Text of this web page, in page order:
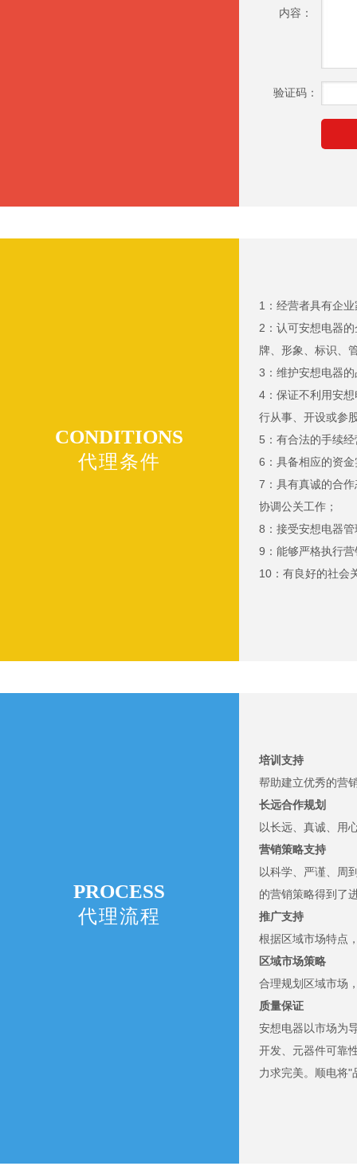
内容：
验证码：
CONDITIONS
代理条件
1：经营者具有企
2：认可安想电器
牌、形象、标识、
3：维护安想电器
4：保证不利用安
行从事、开设或参
5：有合法的手续
6：具备相应的资
7：具有真诚的合
协调公关工作；
8：接受安想电器
9：能够严格执行
10：有良好的社会
PROCESS
代理流程
培训支持
帮助建立优秀的营
长远合作规划
以长远、真诚、用
营销策略支持
以科学、严谨、周
的营销策略得到了
推广支持
根据区域市场特点
区域市场策略
合理规划区域市场
质量保证
安想电器以市场为
开发、元器件可靠
力求完美。顺电将"